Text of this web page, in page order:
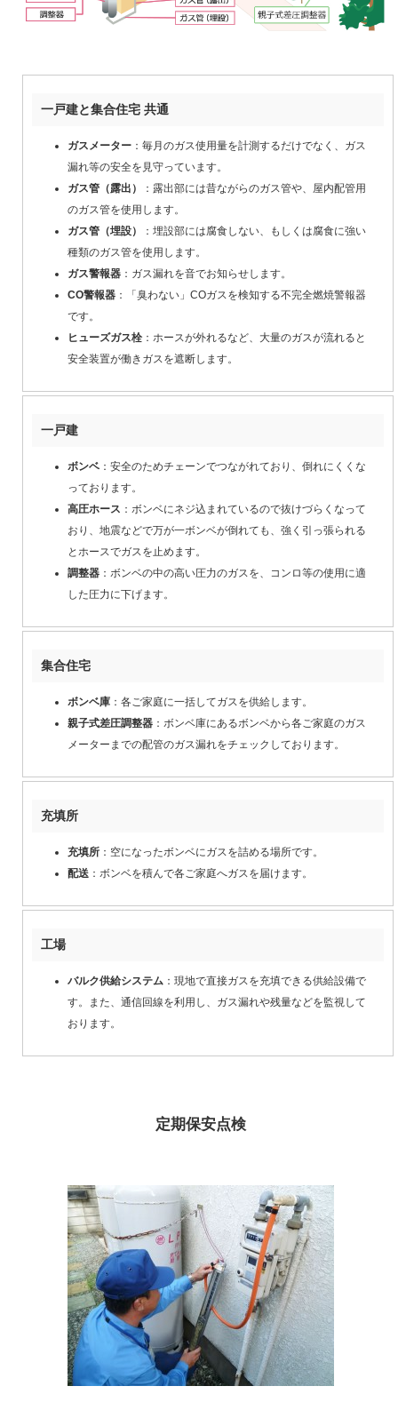
一戸建と集合住宅 共通
ガスメーター ：毎月のガス使用量を計測するだけでなく、ガス
漏れ等の安全を見守っています。
ガス管（露出）
：露出部には昔ながらのガス管や、屋内配管用
のガス管を使用します。
ガス管（埋設）
：埋設部には腐食しない、もしくは腐食に強い
種類のガス管を使用します。
ガス警報器 ：ガス漏れを音でお知らせします。
CO警報器 ：「臭わない」COガスを検知する不完全燃焼警報器
です。
ヒューズガス栓 ：ホースが外れるなど、大量のガスが流れると
安全装置が働きガスを遮断します。
一戸建
ボンベ ：安全のためチェーンでつながれており、倒れにくくな
っております。
高圧ホース ：ボンベにネジ込まれているので抜けづらくなって
おり、地震などで万が一ボンベが倒れても、強く引っ張られる
とホースでガスを止めます。
調整器 ：ボンベの中の高い圧力のガスを、コンロ等の使用に適
した圧力に下げます。
集合住宅
ボンベ庫 ：各ご家庭に一括してガスを供給します。
親子式差圧調整器 ：ボンベ庫にあるボンベから各ご家庭のガス
メーターまでの配管のガス漏れをチェックしております。
充填所
充填所 ：空になったボンベにガスを詰める場所です。
配送 ：ボンベを積んで各ご家庭へガスを届けます。
工場
バルク供給システム ：現地で直接ガスを充填できる供給設備で
す。また、通信回線を利用し、ガス漏れや残量などを監視して
おります。
定期保安点検